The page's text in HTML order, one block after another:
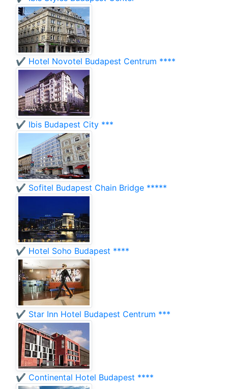
✔️ Hotel Novotel Budapest Centrum ****
✔️ Ibis Budapest City ***
✔️ Sofitel Budapest Chain Bridge *****
✔️ Hotel Soho Budapest ****
✔️ Star Inn Hotel Budapest Centrum ***
✔️ Continental Hotel Budapest ****